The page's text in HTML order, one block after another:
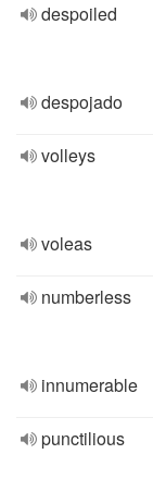
despoiled
despojado
volleys
voleas
numberless
innumerable
punctilious